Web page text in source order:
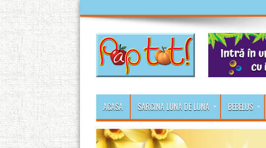
ACASA SARCINA LUNA DE LUNA BEBELUS